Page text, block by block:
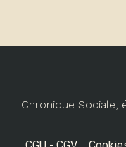
Chronique Sociale,